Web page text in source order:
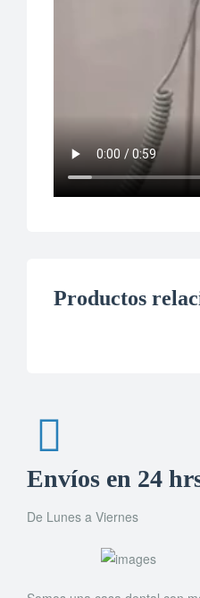
Productos
Envíos en 24
De Lunes a Viernes